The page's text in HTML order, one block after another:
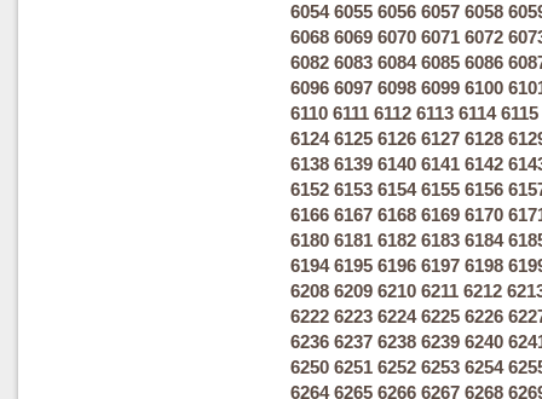
6054 6055 6056 6057 6058
6068 6069 6070 6071 6072
6082 6083 6084 6085 6086
6096 6097 6098 6099 6100
6110 6111 6112 6113 6114 6115
6124 6125 6126 6127 6128
6138 6139 6140 6141 6142
6152 6153 6154 6155 6156
6166 6167 6168 6169 6170
6180 6181 6182 6183 6184
6194 6195 6196 6197 6198
6208 6209 6210 6211 6212
6222 6223 6224 6225 6226
6236 6237 6238 6239 6240
6250 6251 6252 6253 6254
6264 6265 6266 6267 6268